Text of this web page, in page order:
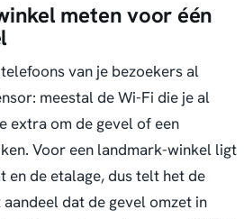
meten voor één
van je bezoekers al
meestal de Wi-Fi die je al
extra om de gevel of een
Voor een landmark-winkel ligt
de etalage, dus telt het de
dat de gevel omzet in